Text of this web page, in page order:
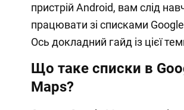
пристрій Android, вам слід
працювати зі списками
Ось докладний гайд із цієї
Що таке списки в
Maps?